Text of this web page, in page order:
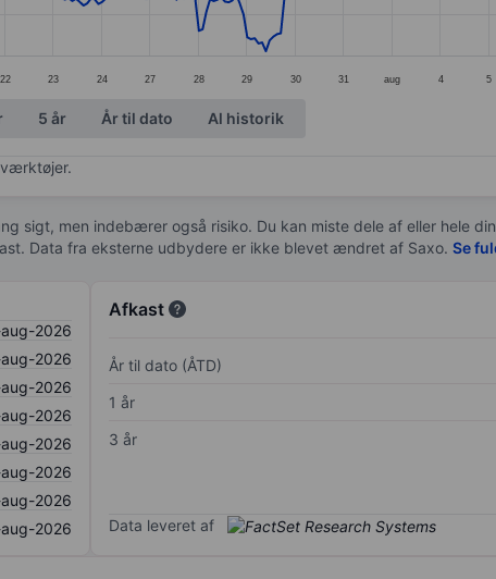
22 23 24 27 28 29 30 31 aug 4 5
5 år År til dato Al historik
sigt, men indebærer også risiko. Du kan miste dele af eller hele
Data fra eksterne udbydere er ikke blevet ændret af Saxo. Se
2026
2026
2026
2026
2026
2026
2026
2026
Afkast
År til dato (ÅTD)
1 år
3 år
Data leveret af